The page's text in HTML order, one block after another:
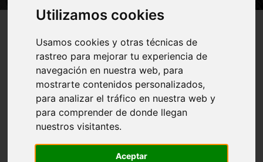
Utilizamos cookies
Usamos cookies y otras técnicas de
rastreo para mejorar tu experiencia de
navegación en nuestra web, para
mostrarte contenidos personalizados,
para analizar el tráfico en nuestra web y
para comprender de donde llegan
nuestros visitantes.
Aceptar
Región de Murcia Digital Naturaleza
Introducción Anotaciones de Geología
Anotaciones de Geomorfología